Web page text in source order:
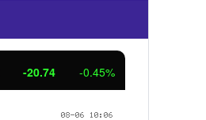
2.70 0.24%